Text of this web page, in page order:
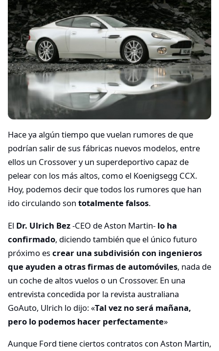
Hace ya algún tiempo que vuelan rumores de que
podrían salir de sus fábricas nuevos modelos, entre
ellos un Crossover y un superdeportivo capaz de
pelear con los más altos, como el Koenigsegg CCX.
Hoy, podemos decir que todos los rumores que han
ido circulando son totalmente falsos.
El Dr. Ulrich Bez-CEO de Aston Martin- lo ha
confirmado, diciendo también que el único futuro
próximo escrear una subdivisión con ingenieros
que ayuden a otras firmas de automóviles, nada de
un coche de altos vuelos o un Crossover. En una
entrevista concedida por la revista australiana
GoAuto, Ulrich lo dijo: «Tal vez no será mañana,
pero lo podemos hacer perfectamente»
Aunque Ford tiene ciertos contratos con Aston Martin,